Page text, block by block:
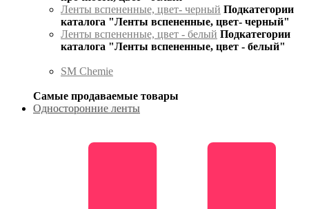
Ленты вспененные, цвет- черный Подкатегории
каталога "Ленты вспененные, цвет- черный"
Ленты вспененные, цвет - белый Подкатегории
каталога "Ленты вспененные, цвет - белый"
SM Chemie
Самые продаваемые товары
Односторонние ленты